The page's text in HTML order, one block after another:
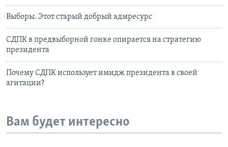
Выборы. Этот старый добрый адмресурс
СДПК в предвыборной гонке опирается на стратегию
президента
Почему СДПК использует имидж президента в своей
агитации?
Вам будет интересно